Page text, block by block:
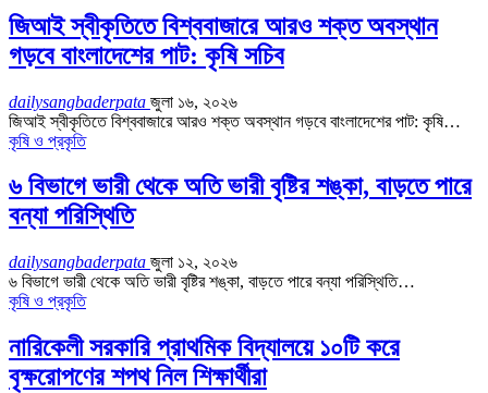
জিআই স্বীকৃতিতে বিশ্ববাজারে আরও শক্ত অবস্থান
গড়বে বাংলাদেশের পাট: কৃষি সচিব
dailysangbaderpata জুলা ১৬, ২০২৬
জিআই স্বীকৃতিতে বিশ্ববাজারে আরও শক্ত অবস্থান গড়বে বাংলাদেশের পাট: কৃষি…
কৃষি ও প্রকৃতি
৬ বিভাগে ভারী থেকে অতি ভারী বৃষ্টির শঙ্কা, বাড়তে পারে
বন্যা পরিস্থিতি
dailysangbaderpata জুলা ১২, ২০২৬
৬ বিভাগে ভারী থেকে অতি ভারী বৃষ্টির শঙ্কা, বাড়তে পারে বন্যা পরিস্থিতি…
কৃষি ও প্রকৃতি
নারিকেলী সরকারি প্রাথমিক বিদ্যালয়ে ১০টি করে
বৃক্ষরোপণের শপথ নিল শিক্ষার্থীরা